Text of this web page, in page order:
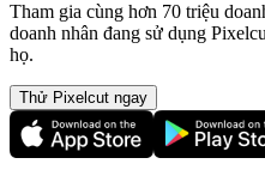
Tham gia cùng hơn 70 triệu
doanh nhân đang sử dụng
họ.
Thử Pixelcut ngay